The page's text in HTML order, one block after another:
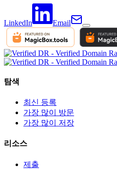
LinkedIn Email
탐색
최신 등록
가장 많이 방문
가장 많이 저장
리소스
제출